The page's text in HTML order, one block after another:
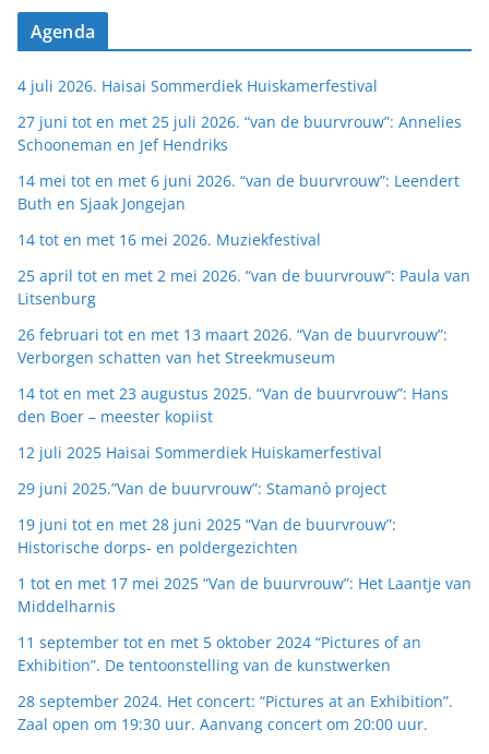
Agenda
4 juli 2026. Haisai Sommerdiek Huiskamerfestival
27 juni tot en met 25 juli 2026. “van de buurvrouw”: Annelies
Schooneman en Jef Hendriks
14 mei tot en met 6 juni 2026. “van de buurvrouw”: Leendert
Buth en Sjaak Jongejan
14 tot en met 16 mei 2026. Muziekfestival
25 april tot en met 2 mei 2026. “van de buurvrouw”: Paula van
Litsenburg
26 februari tot en met 13 maart 2026. “Van de buurvrouw”:
Verborgen schatten van het Streekmuseum
14 tot en met 23 augustus 2025. “Van de buurvrouw”: Hans
den Boer – meester kopiist
12 juli 2025 Haisai Sommerdiek Huiskamerfestival
29 juni 2025.”Van de buurvrouw”: Stamanò project
19 juni tot en met 28 juni 2025 “Van de buurvrouw”:
Historische dorps- en poldergezichten
1 tot en met 17 mei 2025 “Van de buurvrouw”: Het Laantje van
Middelharnis
11 september tot en met 5 oktober 2024 “Pictures of an
Exhibition”. De tentoonstelling van de kunstwerken
28 september 2024. Het concert: “Pictures at an Exhibition”.
Zaal open om 19:30 uur. Aanvang concert om 20:00 uur.